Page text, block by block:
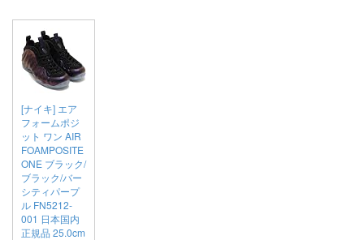
[ナイキ] エア
フォームポジ
ット ワン AIR
FOAMPOSITE
ONE ブラック/
ブラック/バー
シティパープ
ル FN5212-
001 日本国内
正規品 25.0cm